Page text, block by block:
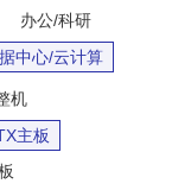
办公/科研
中心/云计算
机
主板